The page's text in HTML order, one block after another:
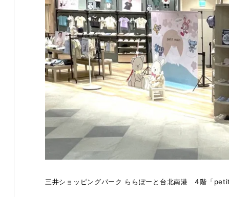
三井ショッピングパーク ららぽーと台北南港 4階「